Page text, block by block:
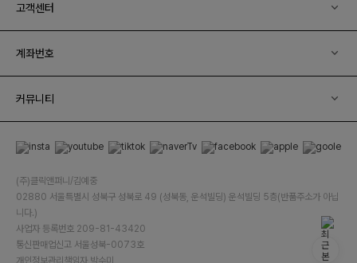
고객센터
계좌번호
커뮤니티
(주)클릭앤퍼니/김예중
02880 서울특별시 성북구 성북로 49 (성북동, 운석빌딩) 운석빌딩 5층(반품주소가 아닙
니다.)
사업자 등록번호 209-81-43420
통신판매업신고 서울성북-0073호
개인정보관리책임자 박수미